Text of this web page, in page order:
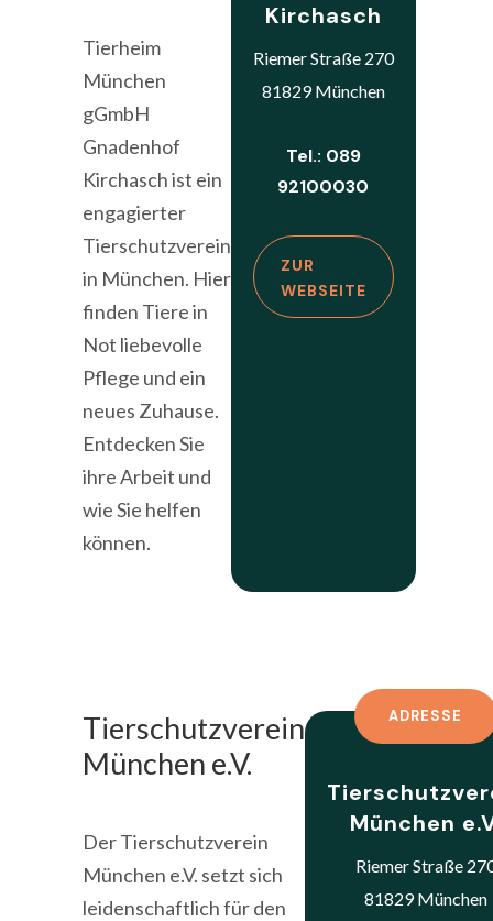
Tierheim
München
gGmbH
Gnadenhof
Kirchasch ist ein
engagierter
Tierschutzverein
in München. Hier
finden Tiere in
Not liebevolle
Pflege und ein
neues Zuhause.
Entdecken Sie
ihre Arbeit und
wie Sie helfen
können.
Kirchasch
Riemer Straße 270
81829 München
Tel.: 089
92100030
ZUR
WEBSEITE
Tierschutzverein
München e.V.
Der Tierschutzverein
München e.V. setzt sich
leidenschaftlich für den
ADRESSE
München
Riemer Straße
81829 München